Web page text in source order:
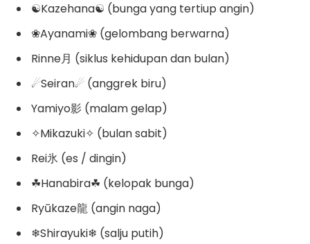
☯Kazehana☯ (bunga yang tertiup angin)
❀Ayanami❀ (gelombang berwarna)
Rinne月 (siklus kehidupan dan bulan)
☄Seiran☄ (anggrek biru)
Yamiyo影 (malam gelap)
✧Mikazuki✧ (bulan sabit)
Rei氷 (es / dingin)
☘Hanabira☘ (kelopak bunga)
Ryūkaze龍 (angin naga)
❄Shirayuki❄ (salju putih)